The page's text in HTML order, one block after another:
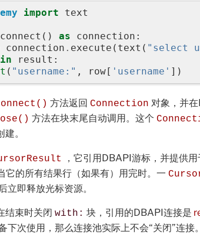
import text
connect () as connection :
connection . execute ( text ( "select
in result :
( "username:" , row[ 'username' ])
方法返回 Connection 对象，并
方法在块末尾自动调用。这个
建。
，它引用DBAPI游标，并提供
它的所有结果行（如果有）用完时。一
立即释放光标资源。
结束时关闭 with: 块，引用的DBAPI连接是
下次使用，那么连接池实际上不会“关闭”连